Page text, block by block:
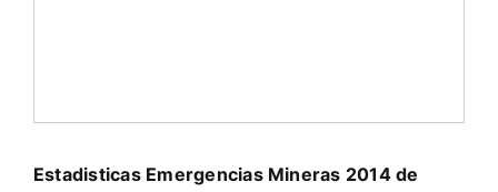
Estadisticas Emergencias Mineras 2014de